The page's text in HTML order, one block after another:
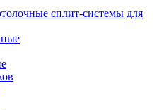
сплит-системы для